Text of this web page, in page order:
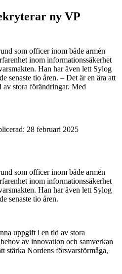
ny VP
som officer inom både armén
inom informationssäkerhet
Han har även lett Sylog
senaste tio åren. – Det är en ära att
stora förändringar. Med
28 februari 2025
som officer inom både armén
inom informationssäkerhet
Han har även lett Sylog
senaste tio åren.
uppgift i en tid av stora
av innovation och samverkan
stärka Nordens försvarsförmåga,